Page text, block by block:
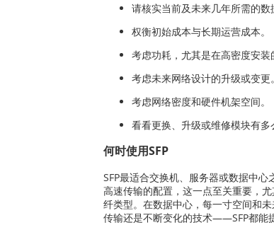
请核实当前及未来几年所需的数
权衡初始成本与长期运营成本。
考虑功耗，尤其是在高密度安装
考虑未来网络设计的升级或变更。
考虑网络密度和硬件机架空间。
看看更换、升级或维修模块有多
何时使用SFP
SFP最适合交换机、服务器或数据中
高速传输的配置，这一点至关重要，
纤类型。在数据中心，每一寸空间和
传输还是不断变化的技术——SFP都能